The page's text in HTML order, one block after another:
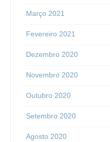
Março 2021
Fevereiro 2021
Dezembro 2020
Novembro 2020
Outubro 2020
Setembro 2020
Agosto 2020